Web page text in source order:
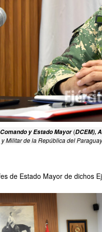
y Estado Mayor(DCEM),
Militar de la República del
de Estado Mayor de dichos